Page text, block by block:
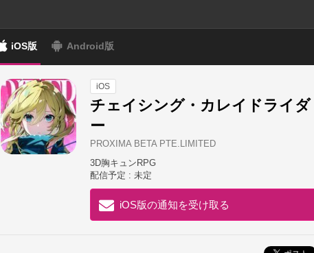
iOS版 Android版
iOS
チェイシング・カレイドライダ
ー
PROXIMA BETA PTE.LIMITED
3D胸キュンRPG
配信予定 : 未定
iOS版の通知を受け取る